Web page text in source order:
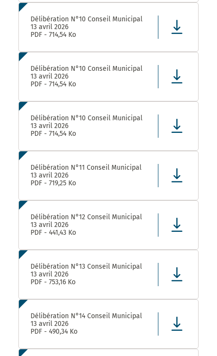
Délibération N°10 Conseil Municipal
13 avril 2026
PDF - 714,54 Ko
Délibération N°10 Conseil Municipal
13 avril 2026
PDF - 714,54 Ko
Délibération N°10 Conseil Municipal
13 avril 2026
PDF - 714,54 Ko
Délibération N°11 Conseil Municipal
13 avril 2026
PDF - 719,25 Ko
Délibération N°12 Conseil Municipal
13 avril 2026
PDF - 441,43 Ko
Délibération N°13 Conseil Municipal
13 avril 2026
PDF - 753,16 Ko
Délibération N°14 Conseil Municipal
13 avril 2026
PDF - 490,34 Ko